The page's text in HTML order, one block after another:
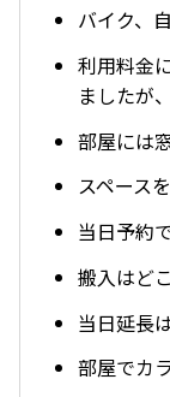
バイク、
利用料金
ましたが
部屋には
スペース
当日予約
搬入はど
当日延長
部屋でカ